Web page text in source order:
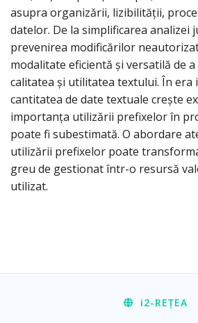
asupra organizării, lizibilității,
datelor. De la simplificarea analizei
prevenirea modificărilor
modalitate eficientă și versatilă de
calitatea și utilitatea textului. În era
cantitatea de date textuale crește
importanța utilizării prefixelor în
poate fi subestimată. O abordare
utilizării prefixelor poate
greu de gestionat într-o resursă
utilizat.
i2-REȚEA